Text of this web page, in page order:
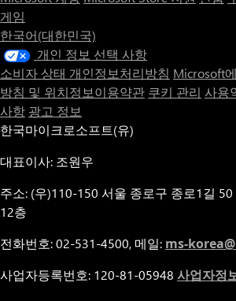
게임
한국어(대한민국)
개인 정보 선택 사항
소비자 상태 개인정보처리방침 Microsoft
방침 및 위치정보이용약관 쿠키 관리 사용
사항 광고 정보
한국마이크로소프트(유)
대표이사: 조원우
주소: (우)110-150 서울 종로구 종로1길
12층
전화번호: 02-531-4500, 메일: ms-
사업자등록번호: 120-81-05948 사업자정